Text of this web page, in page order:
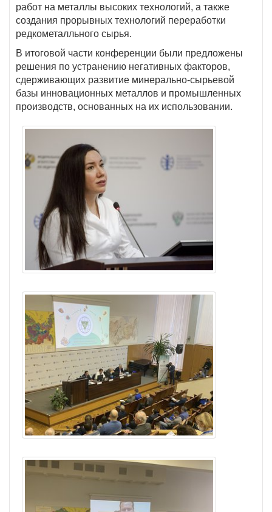
работ на металлы высоких технологий, а также
создания прорывных технологий переработки
редкометалльного сырья.
В итоговой части конференции были предложены
решения по устранению негативных факторов,
сдерживающих развитие минерально-сырьевой
базы инновационных металлов и промышленных
производств, основанных на их использовании.